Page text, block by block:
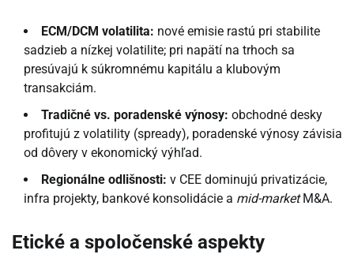
ECM/DCM volatilita: nové emisie rastú pri stabilite
sadzieb a nízkej volatilite; pri napätí na trhoch sa
presúvajú k súkromnému kapitálu a klubovým
transakciám.
Tradičné vs. poradenské výnosy: obchodné desky
profitujú z volatility (spready), poradenské výnosy závisia
od dôvery v ekonomický výhľad.
Regionálne odlišnosti: v CEE dominujú privatizácie,
infra projekty, bankové konsolidácie a mid-marketM&A.
Etické a spoločenské aspekty